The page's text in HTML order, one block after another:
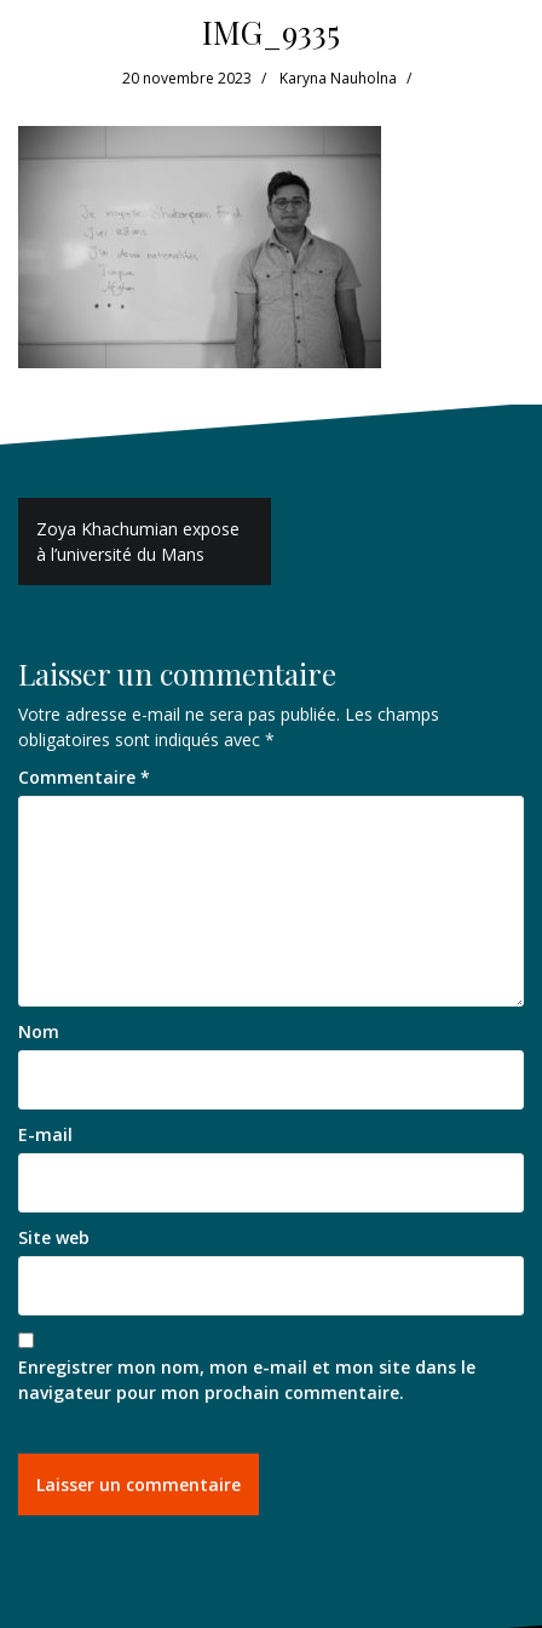
IMG_9335
20 novembre 2023 Karyna Nauholna
Navigation
de
l’article
Zoya Khachumian expose
à l’université du Mans
Laisser un commentaire
Votre adresse e-mail ne sera pas publiée. Les champs
obligatoires sont indiqués avec *
Commentaire *
Nom
E-mail
Site web
Enregistrer mon nom, mon e-mail et mon site dans le
navigateur pour mon prochain commentaire.